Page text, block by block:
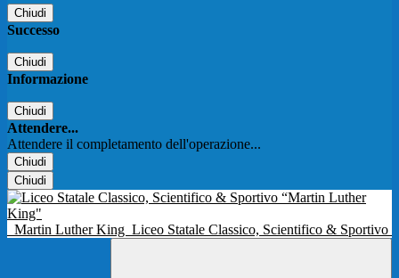
Chiudi
Successo
Chiudi
Informazione
Chiudi
Attendere...
Attendere il completamento dell'operazione...
Chiudi
Chiudi
Martin Luther King Liceo Statale Classico, Scientifico & Sportivo